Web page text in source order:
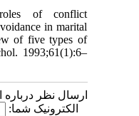
of conflict
in marital
of five types of
1993;61(1):6–
ارسال نظر درباره
الکترونیک شما: